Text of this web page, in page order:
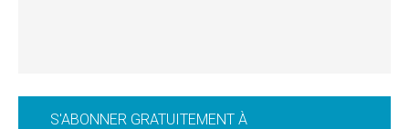
S'ABONNER GRATUITEMENT À